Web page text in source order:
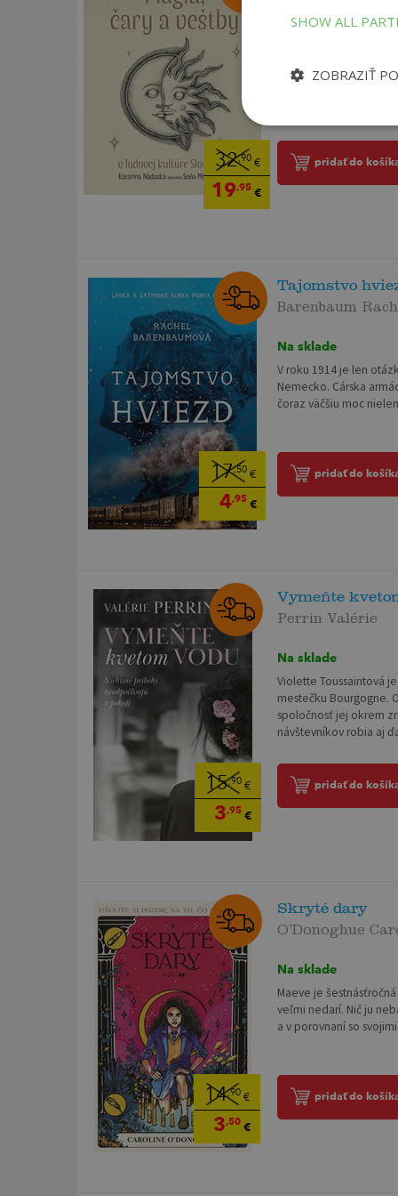
32,90€
19,95€
vyrovnával so všet-
pridať do
17,50€
4,95€
Tajomstvo
Barenbaum
Na sklade
V roku 1914 je len
Nemecko. Cárska
čoraz väčšiu moc
pridať do
15,90 €
3,95 €
Vymeňte
Perrin Valérie
Na sklade
Violette Toussaintová
mestečku Bourgogne.
spoločnosť jej okrem
návštevníkov robia aj
pridať do
14,90 €
3,50 €
Skryté dary
O’Donoghue
Na sklade
Maeve je
veľmi nedarí. Nič ju
a v porovnaní so
pridať do
SHOW ALL
ZOBRAZIŤ